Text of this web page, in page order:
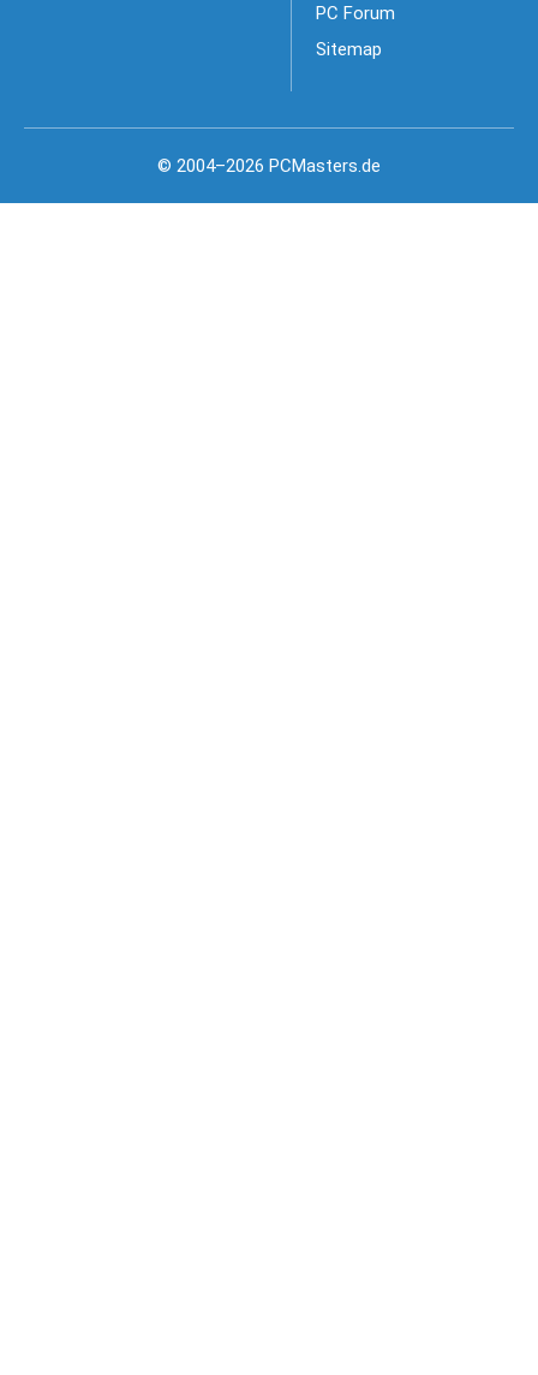
PC Forum
Sitemap
© 2004–2026 PCMasters.de